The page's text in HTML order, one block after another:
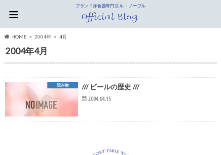
ブランド洋食器専門店 ル・ノーブル
HOME 2004年 4月
2004年4月
読み物 /// ビールの歴史 ///
2004.04.15